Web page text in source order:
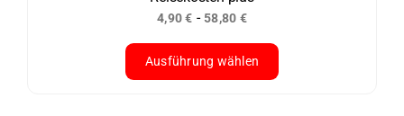
gewählt
werden
4,90€ -58,80 €
Ausführung wählen